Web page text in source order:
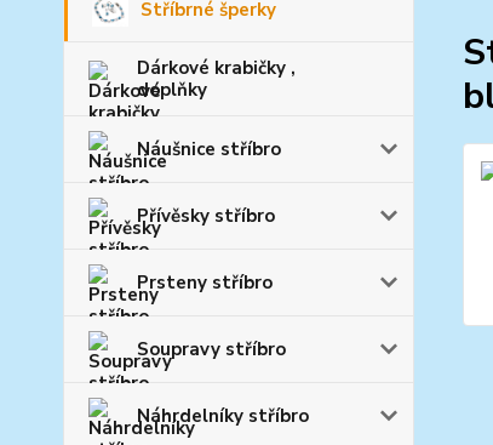
Stříbrné šperky
Dárkové krabičky ,
doplňky
Náušnice stříbro
Přívěsky stříbro
Prsteny stříbro
Soupravy stříbro
Náhrdelníky stříbro